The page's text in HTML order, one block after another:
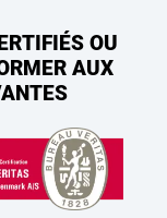
OU
AUX